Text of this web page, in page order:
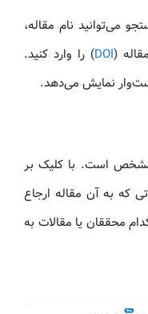
می‌توانید نام مقاله،
(
DOI) را وارد کنید.
نمایش می‌دهد.
مشخص است. با کلیک بر
که به آن مقاله ارجاع
محققان یا مقالات به